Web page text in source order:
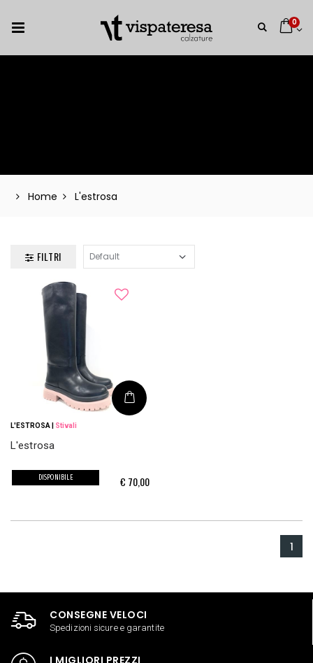
0
Home L'estrosa
FILTRI
L'ESTROSA Stivali
L'estrosa
€ 70,00
DISPONIBILE
1
CONSEGNE VELOCI
Spedizioni sicure e garantite
I MIGLIORI PREZZI